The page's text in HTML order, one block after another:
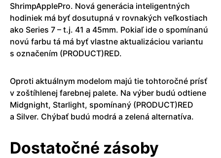
ShrimpApplePro. Nová generácia inteligentných
hodiniek má byť dosutupná v rovnakých veľkostiach
ako Series 7 – t.j. 41 a 45mm. Pokiaľ ide o spomínanú
novú farbu tá má byť vlastne aktualizáciou variantu
s označením (PRODUCT)RED.
Oproti aktuálnym modelom majú tie tohtoročné prísť
v zoštíhlenej farebnej palete. Na výber budú odtiene
Midgnight, Starlight, spomínaný (PRODUCT)RED
a Silver. Chýbať budú modrá a zelená alternatíva.
Dostatočné zásoby